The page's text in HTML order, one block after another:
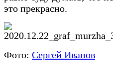
это прекрасно.
Фото: Сергей Иванов